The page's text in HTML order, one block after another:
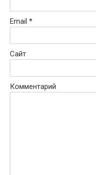
Email *
Сайт
Комментарий